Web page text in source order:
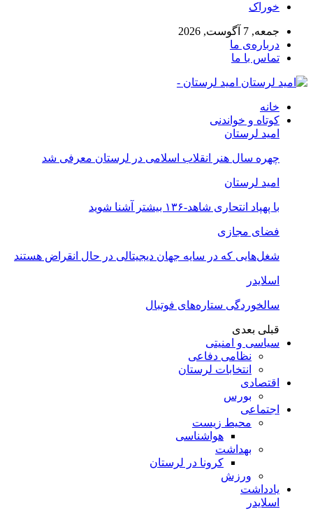
خوراک
جمعه, 7 آگوست, 2026
درباره‌ی ما
تماس با ما
امید لرستان -
خانه
کوتاه و خواندنی
امید لرستان
چهره سال هنر انقلاب اسلامی در لرستان معرفی شد
امید لرستان
با پهپاد انتحاری شاهد-۱۳۶ بیشتر آشنا شوید
فضای مجازی
شغل‌‌هایی که در سایه جهان دیجیتالی در حال انقراض هستند
اسلایدر
سالخوردگی ستاره‌های فوتبال
قبلی بعدی
سیاسی و امنیتی
نظامی دفاعی
انتخابات لرستان
اقتصادی
بورس
اجتماعی
محیط زیست
هواشناسی
بهداشت
کرونا در لرستان
ورزش
یادداشت
اسلایدر